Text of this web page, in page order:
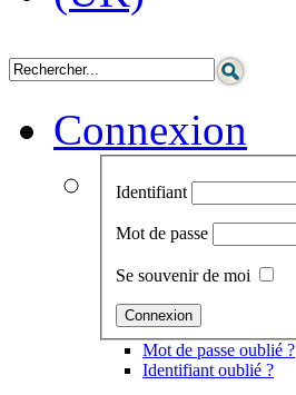
Connexion
Identifiant
Mot de passe
Se souvenir de moi
Mot de passe oublié ?
Identifiant oublié ?